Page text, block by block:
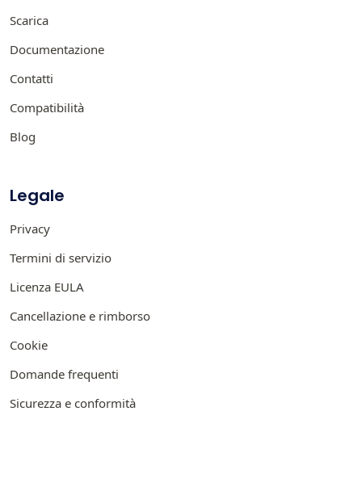
Scarica
Documentazione
Contatti
Compatibilità
Blog
Legale
Privacy
Termini di servizio
Licenza EULA
Cancellazione e rimborso
Cookie
Domande frequenti
Sicurezza e conformità